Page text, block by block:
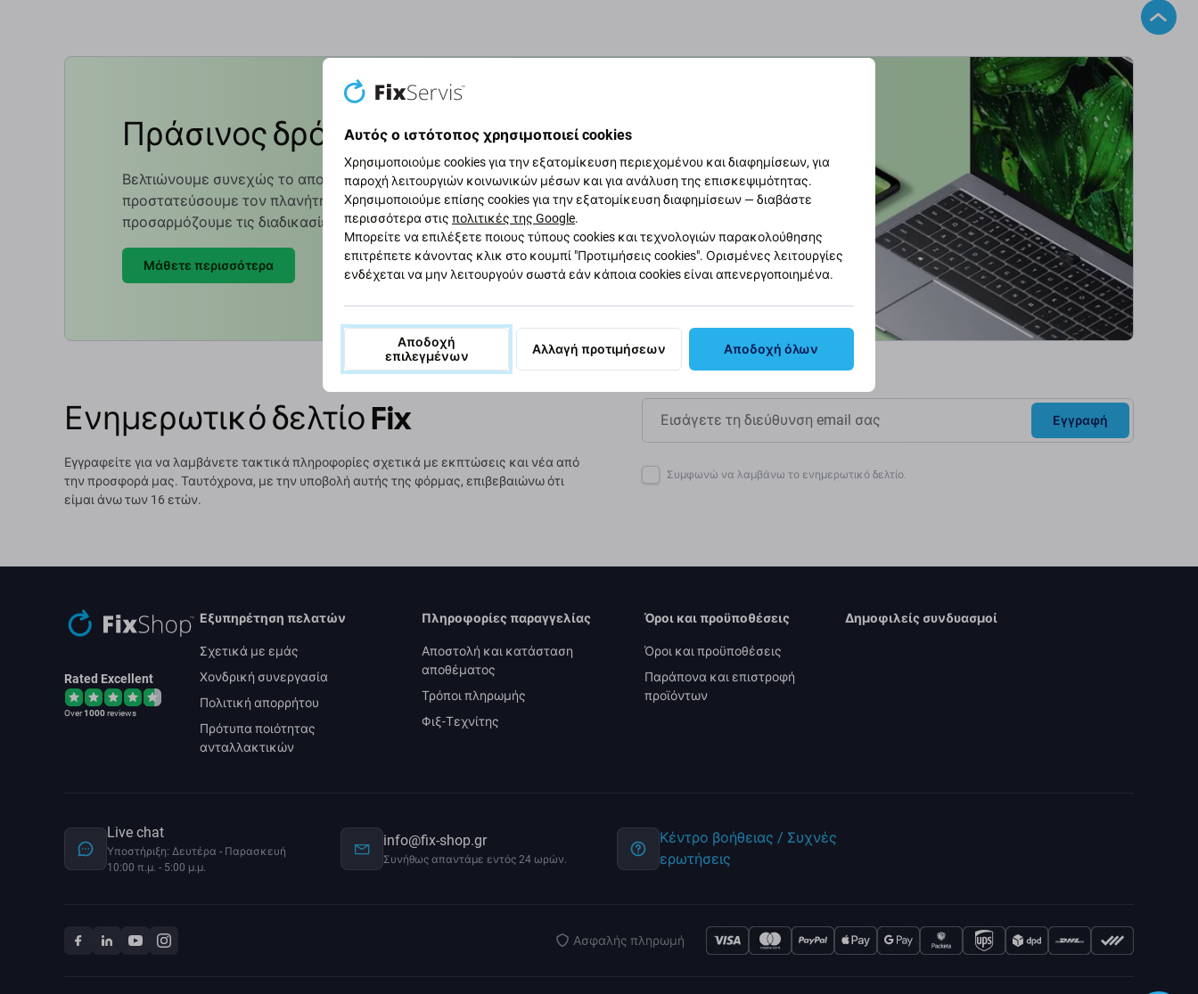
Πράσινος δρόμος
Βελτιώνουμε συνεχώς το αποτύπωμα άνθρακα για να
προστατεύσουμε τον πλανήτη μας. Διαβάστε περισσότερα για το πώς
προσαρμόζουμε τις διαδικασίες μας ώστε να το μειώσουμε.
Μάθετε περισσότερα
Ενημερωτικό δελτίο Fix
Εγγραφείτε για να λαμβάνετε τακτικά πληροφορίες σχετικά με εκπτώσεις και νέα από
την προσφορά μας. Ταυτόχρονα, με την υποβολή αυτής της φόρμας, επιβεβαιώνω ότι
είμαι άνω των 16 ετών.
Εγγραφή
Συμφωνώ να λαμβάνω το ενημερωτικό δελτίο.
Rated Excellent
Over1000reviews
Εξυπηρέτηση πελατών
Σχετικά με εμάς
Χονδρική συνεργασία
Πολιτική απορρήτου
Πρότυπα ποιότητας
ανταλλακτικών
Πληροφορίες παραγγελίας
Αποστολή και κατάσταση
αποθέματος
Τρόποι πληρωμής
Φιξ-Τεχνίτης
Όροι και προϋποθέσεις
Όροι και προϋποθέσεις
Παράπονα και επιστροφή
προϊόντων
Δημοφιλείς συνδυασμοί
Live chat
Υποστήριξη: Δευτέρα - Παρασκευή
10:00 π.μ. - 5:00 μ.μ.
info@fix-shop.gr
Συνήθως απαντάμε εντός 24 ωρών.
Κέντρο βοήθειας / Συχνές
ερωτήσεις
Ασφαλής πληρωμή
Αυτός ο ιστότοπος χρησιμοποιεί cookies
Χρησιμοποιούμε cookies για την εξατομίκευση περιεχομένου και διαφημίσεων, για
παροχή λειτουργιών κοινωνικών μέσων και για ανάλυση της επισκεψιμότητας.
Χρησιμοποιούμε επίσης cookies για την εξατομίκευση διαφημίσεων — διαβάστε
περισσότερα στις πολιτικές της Google.
Μπορείτε να επιλέξετε ποιους τύπους cookies και τεχνολογιών παρακολούθησης
επιτρέπετε κάνοντας κλικ στο κουμπί "Προτιμήσεις cookies". Ορισμένες λειτουργίες
ενδέχεται να μην λειτουργούν σωστά εάν κάποια cookies είναι απενεργοποιημένα.
Αποδοχή
επιλεγμένων
Αλλαγή προτιμήσεων Αποδοχή όλων